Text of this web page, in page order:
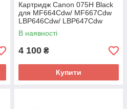
Картридж Canon 075H Black
для MF664Cdw/ MF667Cdw
LBP646Cdw/ LBP647Cdw
(6369C002AA)
В наявності
4 100 ₴
Купити